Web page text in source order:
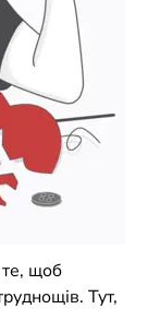
те, щоб
Тут,